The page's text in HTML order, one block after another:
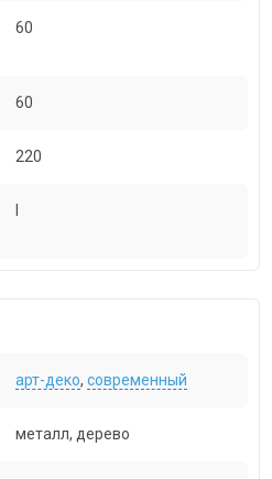
60
60
220
арт-деко,современный
металл, дерево